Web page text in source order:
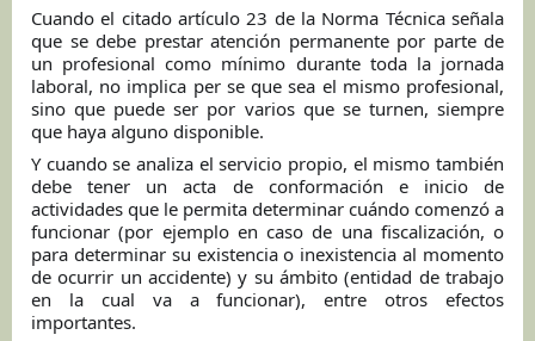
Cuando el citado artículo 23 de la Norma Técnica señala
que se debe prestar atención permanente por parte de
un profesional como mínimo durante toda la jornada
laboral, no implica per se que sea el mismo profesional,
sino que puede ser por varios que se turnen, siempre
que haya alguno disponible.
Y cuando se analiza el servicio propio, el mismo también
debe tener un acta de conformación e inicio de
actividades que le permita determinar cuándo comenzó a
funcionar (por ejemplo en caso de una fiscalización, o
para determinar su existencia o inexistencia al momento
de ocurrir un accidente) y su ámbito (entidad de trabajo
en la cual va a funcionar), entre otros efectos
importantes.